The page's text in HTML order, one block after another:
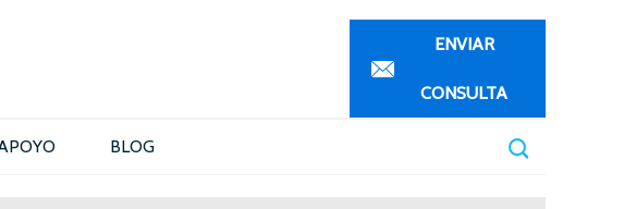
ENVIAR
CONSULTA
BLOG